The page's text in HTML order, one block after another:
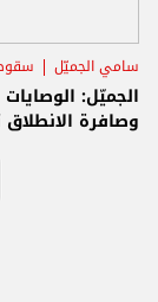
سامي الجميّل
الجميّل:
وصافرة